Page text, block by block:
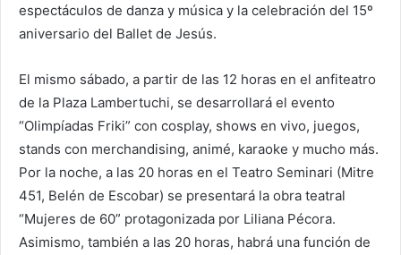
espectáculos de danza y música y la celebración del 15º
aniversario del Ballet de Jesús.
El mismo sábado, a partir de las 12 horas en el anfiteatro
de la Plaza Lambertuchi, se desarrollará el evento
“Olimpíadas Friki” con cosplay, shows en vivo, juegos,
stands con merchandising, animé, karaoke y mucho más.
Por la noche, a las 20 horas en el Teatro Seminari (Mitre
451, Belén de Escobar) se presentará la obra teatral
“Mujeres de 60” protagonizada por Liliana Pécora.
Asimismo, también a las 20 horas, habrá una función de